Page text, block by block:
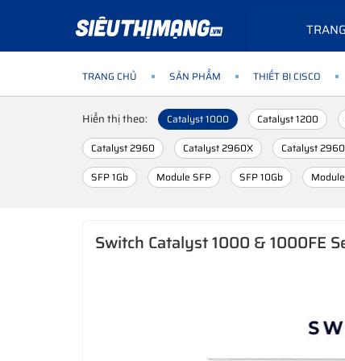
TRANG CHỦ SẢN PHẨM THIẾT BỊ CISCO
Hiển thị theo: Catalyst 1000 Catalyst 1200
Catalyst 2960
Catalyst 2960X Catalyst
SFP 1Gb
Module SFP SFP 10Gb
Switch Catalyst 1000 & 1000FE